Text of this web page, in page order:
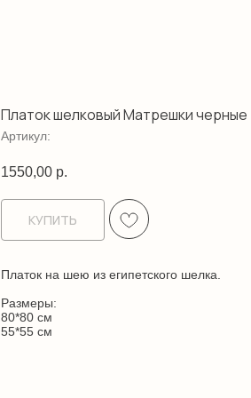
Платок шелковый Матрешки черные
Артикул:
1550,00 р.
КУПИТЬ
Платок на шею из египетского шелка.
Размеры:
80*80 см
55*55 см